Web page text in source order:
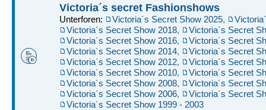
Victoria´s secret Fashionshows
Unterforen: Victoria´s Secret Show 2025,
Victoria´s Secret Show 2018,
Victoria´s Secret
Victoria´s Secret Show 2016,
Victoria´s Secret
Victoria´s Secret Show 2014,
Victoria´s Secret
Victoria´s Secret Show 2012,
Victoria´s Secret
Victoria´s Secret Show 2010,
Victoria´s Secret
Victoria´s Secret Show 2008,
Victoria´s Secret
Victoria´s Secret Show 2006,
Victoria´s Secret
Victoria´s Secret Show 1999 - 2003